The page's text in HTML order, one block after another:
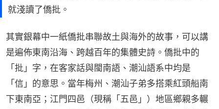
就淺讀了僑批。
其實銀幕中一紙僑批串聯故土與海外的故事，可以講
是遍佈東南沿海、跨越百年的集體史詩。僑批中的
「批」字，在客家話與閩南語、潮汕語系中均是
「信」的意思。當年梅州、潮汕子弟多搭乘紅頭船南
下東南亞；江門四邑（現稱「五邑」）地區鄉親多輾